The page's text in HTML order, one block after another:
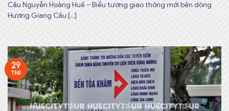
Cầu Nguyễn Hoàng Huế – Biểu tượng giao thông mới bên dòng
Hương Giang Cầu [...]
29
Th8